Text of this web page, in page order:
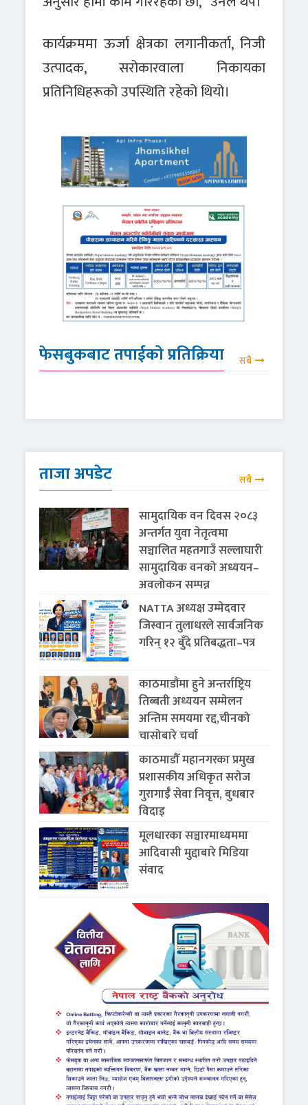
कार्यक्रममा ऊर्जा क्षेत्रका लगानीकर्ता, निजी
उत्पादक, सरोकारवाला निकायका
प्रतिनिधिहरूको उपस्थिति रहेको थियो।
फेसबुकबाट तपाईको प्रतिक्रिया सबै
ताजा अपडेट सबै
सामुदायिक वन दिवस २०८३
अन्तर्गत युवा नेतृत्वमा
सञ्चालित महतगाउँ सल्लाघारी
सामुदायिक वनको अध्ययन–
अवलोकन सम्पन्न
NATTA अध्यक्ष उम्मेदवार
जिस्वान तुलाधरले सार्वजनिक
गरिन् १२ बुँदे प्रतिबद्धता–पत्र
काठमाडौंमा हुने अन्तर्राष्ट्रिय
तिब्बती अध्ययन सम्मेलन
अन्तिम समयमा रद्द,चीनको
चासोबारे चर्चा
काठमाडौँ महानगरका प्रमुख
प्रशासकीय अधिकृत सरोज
गुरागाईँ सेवा निवृत्त, बुधबार
विदाइ
मूलधारका सञ्चारमाध्यममा
आदिवासी मुद्दाबारे मिडिया
संवाद